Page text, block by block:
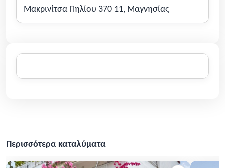
Μακρινίτσα Πηλίου 370 11, Μαγνησίας
Περισσότερα καταλύματα